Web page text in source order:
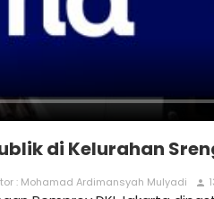
di Kelurahan
: Mohamad Ardimansyah Mulyadi person